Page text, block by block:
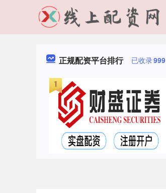
正规配资平台排行 已收录999